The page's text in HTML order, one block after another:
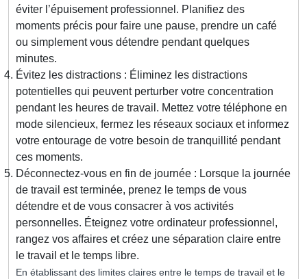
éviter l’épuisement professionnel. Planifiez des
moments précis pour faire une pause, prendre un café
ou simplement vous détendre pendant quelques
minutes.
Évitez les distractions : Éliminez les distractions
potentielles qui peuvent perturber votre concentration
pendant les heures de travail. Mettez votre téléphone en
mode silencieux, fermez les réseaux sociaux et informez
votre entourage de votre besoin de tranquillité pendant
ces moments.
Déconnectez-vous en fin de journée : Lorsque la journée
de travail est terminée, prenez le temps de vous
détendre et de vous consacrer à vos activités
personnelles. Éteignez votre ordinateur professionnel,
rangez vos affaires et créez une séparation claire entre
le travail et le temps libre.
En établissant des limites claires entre le temps de travail et le